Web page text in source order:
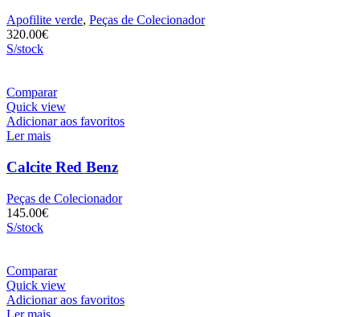
Apofilite verde, Peças de Colecionador
320.00€
S/stock
Comparar
Quick view
Adicionar aos favoritos
Ler mais
Calcite Red Benz
Peças de Colecionador
145.00€
S/stock
Comparar
Quick view
Adicionar aos favoritos
Ler mais